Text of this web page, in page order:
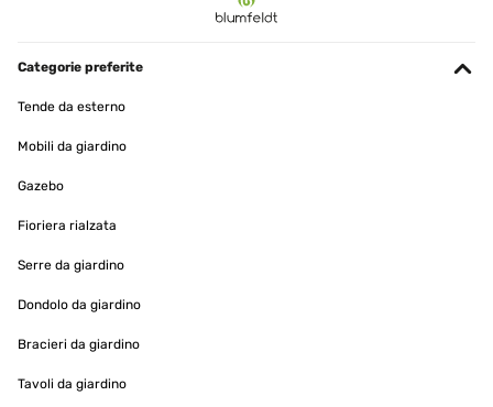
Categorie preferite
Tende da esterno
Mobili da giardino
Gazebo
Fioriera rialzata
Serre da giardino
Dondolo da giardino
Bracieri da giardino
Tavoli da giardino